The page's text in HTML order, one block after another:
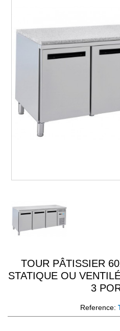
TOUR PÂTISSIER
STATIQUE OU
3
Reference: